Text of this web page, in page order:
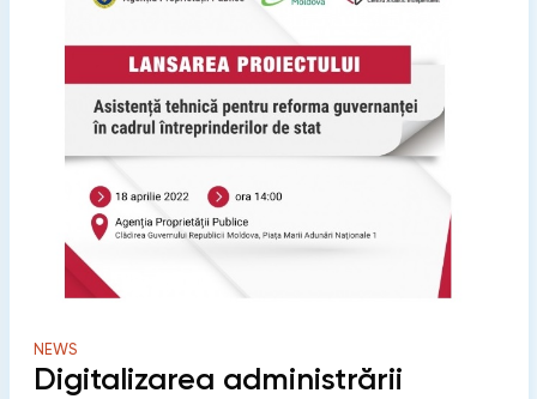
NEWS
Digitalizarea administrării